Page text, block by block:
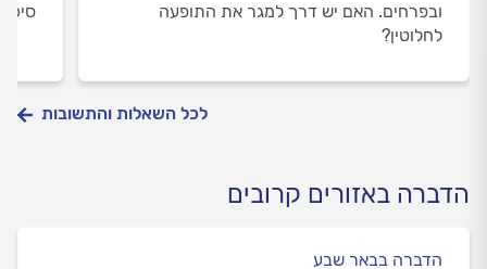
ובפרחים. האם יש דרך למגר את התופעה
לחלוטין?
לכל השאלות והתשובות
הדברה באזורים קרובים
הדברה בבאר שבע